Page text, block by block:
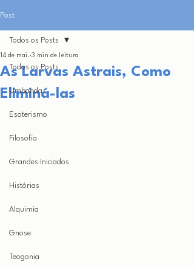
Post
Todos os Posts
Umbanda
Esoterismo
Filosofia
Grandes Iniciados
Histórias
Alquimia
Gnose
Teogonia
Todos os Posts
As Larvas Astrais, Como
Eliminá-las
14 de mai. 3 min de leitura